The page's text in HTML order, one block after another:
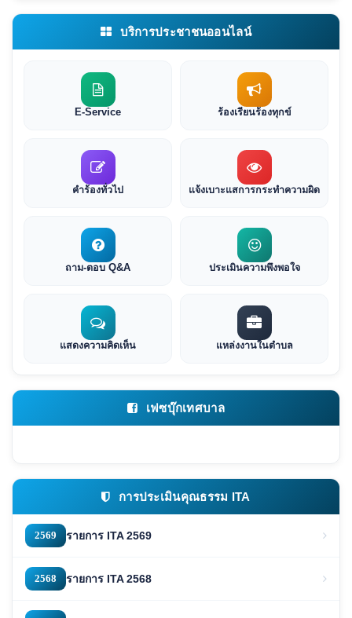
บริการประชาชนออนไลน์
E-Service ร้องเรียนร้องทุกข์
คำร้องทั่วไป แจ้งเบาะแสการกระทำความผิด
ถาม-ตอบ Q&A ประเมินความพึงพอใจ
แสดงความคิดเห็น แหล่งงานในตำบล
เฟซบุ๊กเทศบาล
การประเมินคุณธรรม ITA
2569 รายการ ITA 2569
2568 รายการ ITA 2568